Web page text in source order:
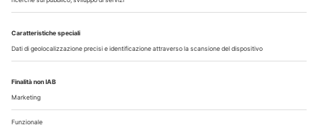
Iscriviti gratuitamente al servizio per ricevere la
nostra newsletter quotidiana con le notizie del
per consultare i contenuti a te riservati